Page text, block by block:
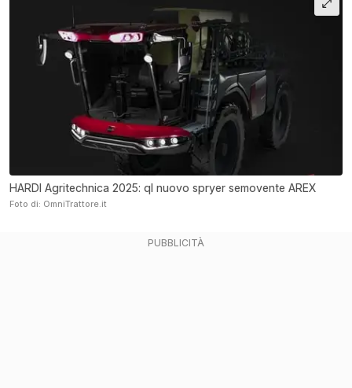
HARDI Agritechnica 2025: ql nuovo spryer semovente AREX
Foto di: OmniTrattore.it